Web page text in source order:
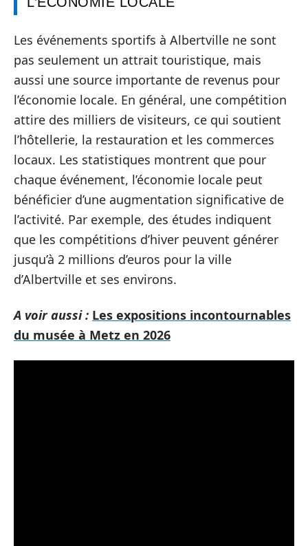
Les événements sportifs à Albertville ne sont
pas seulement un attrait touristique, mais
aussi une source importante de revenus pour
l’économie locale. En général, une compétition
attire des milliers de visiteurs, ce qui soutient
l’hôtellerie, la restauration et les commerces
locaux. Les statistiques montrent que pour
chaque événement, l’économie locale peut
bénéficier d’une augmentation significative de
l’activité. Par exemple, des études indiquent
que les compétitions d’hiver peuvent générer
jusqu’à 2 millions d’euros pour la ville
d’Albertville et ses environs.
A voir aussi : Les expositions incontournables
du musée à Metz en 2026